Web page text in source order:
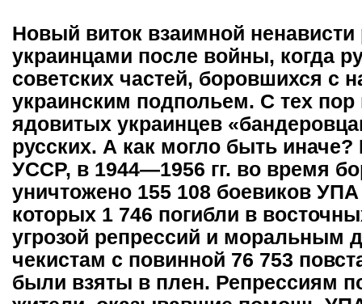
Новый виток взаимной
украинцами после войны, когда
советских частей, боровшихся с
украинским подпольем. С тех
ядовитых украинцев
русских. А как могло быть
УССР, в 1944—1956 гг. во время
уничтожено 155 108 боевиков
которых 1 746 погибли в
угрозой репрессий и моральным
чекистам с повинной 76 753
были взяты в плен. Репрессиям